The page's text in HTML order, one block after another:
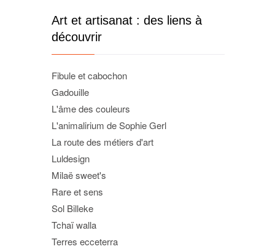
Art et artisanat : des liens à
découvrir
Fibule et cabochon
Gadouille
L'âme des couleurs
L'animalirium de Sophie Gerl
La route des métiers d'art
Luldesign
Milaë sweet's
Rare et sens
Sol Billeke
Tchaï walla
Terres ecceterra